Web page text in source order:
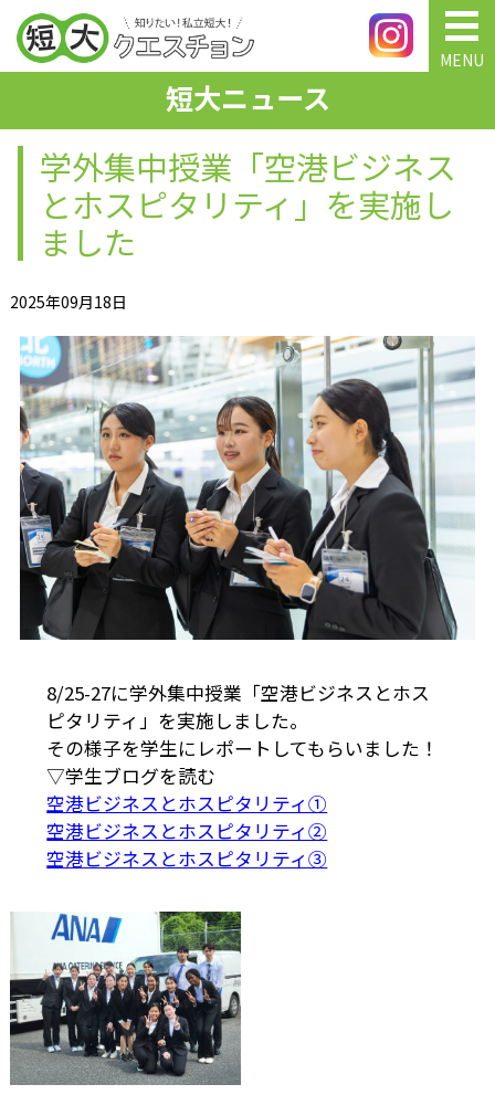
MENU
短大ニュース
学外集中授業「空港ビジネス
とホスピタリティ」を実施し
ました
2025年09月18日
8/25-27に学外集中授業「空港ビジネスとホス
ピタリティ」を実施しました。
その様子を学生にレポートしてもらいました！
▽学生ブログを読む
空港ビジネスとホスピタリティ①
空港ビジネスとホスピタリティ②
空港ビジネスとホスピタリティ③